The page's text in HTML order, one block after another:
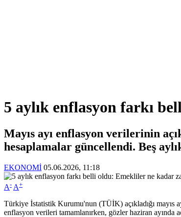
5 aylık enflasyon farkı
Mayıs ayı enflasyon verilerinin
hesaplamalar güncellendi. Beş
EKONOMİ 05.06.2026, 11:18
A- A+
Türkiye İstatistik Kurumu'nun (TÜİK) açıkladığı mayıs
enflasyon verileri tamamlanırken, gözler haziran ayında